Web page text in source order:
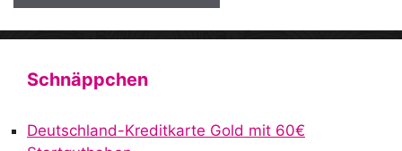
A
n
Schnäppchen
Deutschland-Kreditkarte Gold mit 60€